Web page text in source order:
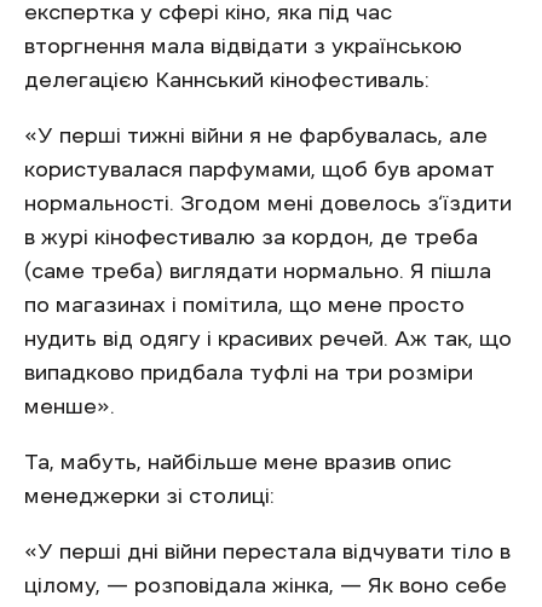
експертка у сфері кіно, яка під час
вторгнення мала відвідати з українською
делегацією Каннський кінофестиваль:
«У перші тижні війни я не фарбувалась, але
користувалася парфумами, щоб був аромат
нормальності. Згодом мені довелось з‘їздити
в журі кінофестивалю за кордон, де треба
(саме треба) виглядати нормально. Я пішла
по магазинах і помітила, що мене просто
нудить від одягу і красивих речей. Аж так, що
випадково придбала туфлі на три розміри
менше».
Та, мабуть, найбільше мене вразив опис
менеджерки зі столиці:
«У перші дні війни перестала відчувати тіло в
цілому, — розповідала жінка, — Як воно себе